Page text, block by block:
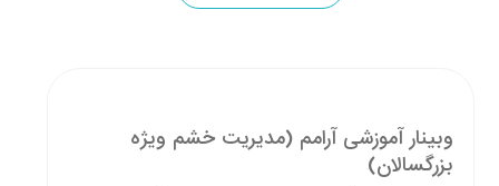
وبینار آموزشی آرامم (مدیریت خشم ویژه
بزرگسالان)